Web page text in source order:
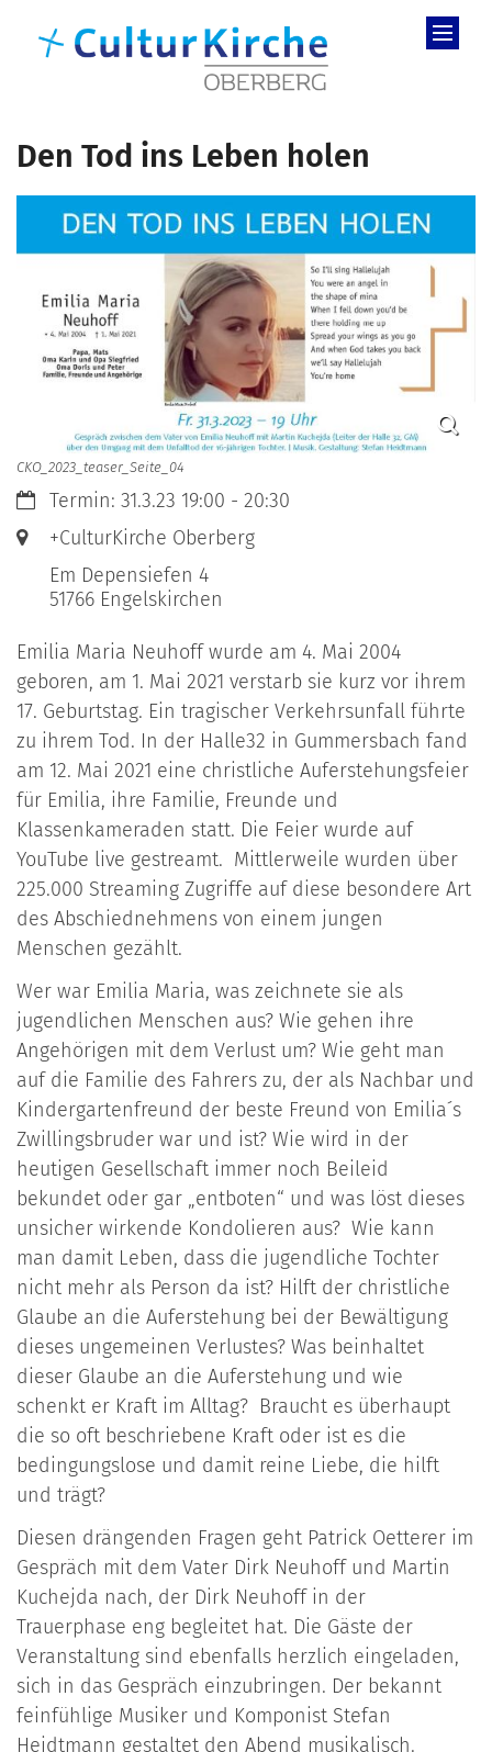
Den Tod ins Leben holen
CKO_2023_teaser_Seite_04
Datum:Termin: 31.3.23 19:00 - 20:30
Ort:
+CulturKirche Oberberg
Em Depensiefen 4
51766 Engelskirchen
Emilia Maria Neuhoff wurde am 4. Mai 2004
geboren, am 1. Mai 2021 verstarb sie kurz vor ihrem
17. Geburtstag. Ein tragischer Verkehrsunfall führte
zu ihrem Tod. In der Halle32 in Gummersbach fand
am 12. Mai 2021 eine christliche Auferstehungsfeier
für Emilia, ihre Familie, Freunde und
Klassenkameraden statt. Die Feier wurde auf
YouTube live gestreamt. Mittlerweile wurden über
225.000 Streaming Zugriffe auf diese besondere Art
des Abschiednehmens von einem jungen
Menschen gezählt.
Wer war Emilia Maria, was zeichnete sie als
jugendlichen Menschen aus? Wie gehen ihre
Angehörigen mit dem Verlust um? Wie geht man
auf die Familie des Fahrers zu, der als Nachbar und
Kindergartenfreund der beste Freund von Emilia´s
Zwillingsbruder war und ist? Wie wird in der
heutigen Gesellschaft immer noch Beileid
bekundet oder gar „entboten“ und was löst dieses
unsicher wirkende Kondolieren aus? Wie kann
man damit Leben, dass die jugendliche Tochter
nicht mehr als Person da ist? Hilft der christliche
Glaube an die Auferstehung bei der Bewältigung
dieses ungemeinen Verlustes? Was beinhaltet
dieser Glaube an die Auferstehung und wie
schenkt er Kraft im Alltag? Braucht es überhaupt
die so oft beschriebene Kraft oder ist es die
bedingungslose und damit reine Liebe, die hilft
und trägt?
Diesen drängenden Fragen geht Patrick Oetterer im
Gespräch mit dem Vater Dirk Neuhoff und Martin
Kuchejda nach, der Dirk Neuhoff in der
Trauerphase eng begleitet hat. Die Gäste der
Veranstaltung sind ebenfalls herzlich eingeladen,
sich in das Gespräch einzubringen. Der bekannt
feinfühlige Musiker und Komponist Stefan
Heidtmann gestaltet den Abend musikalisch.